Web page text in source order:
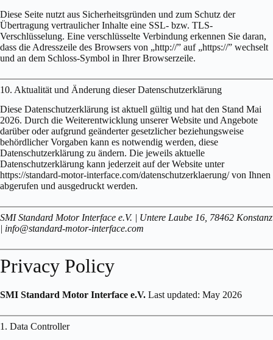
Diese Seite nutzt aus Sicherheitsgründen und zum Schutz der
Übertragung vertraulicher Inhalte eine SSL- bzw. TLS-
Verschlüsselung. Eine verschlüsselte Verbindung erkennen Sie daran,
dass die Adresszeile des Browsers von „http://” auf „https://” wechselt
und an dem Schloss-Symbol in Ihrer Browserzeile.
10. Aktualität und Änderung dieser Datenschutzerklärung
Diese Datenschutzerklärung ist aktuell gültig und hat den Stand Mai
2026. Durch die Weiterentwicklung unserer Website und Angebote
darüber oder aufgrund geänderter gesetzlicher beziehungsweise
behördlicher Vorgaben kann es notwendig werden, diese
Datenschutzerklärung zu ändern. Die jeweils aktuelle
Datenschutzerklärung kann jederzeit auf der Website unter
https://standard-motor-interface.com/datenschutzerklaerung/ von Ihnen
abgerufen und ausgedruckt werden.
SMI Standard Motor Interface e.V. | Untere Laube 16, 78462 Konstanz
| info@standard-motor-interface.com
Privacy Policy
SMI Standard Motor Interface e.V. Last updated: May 2026
1. Data Controller